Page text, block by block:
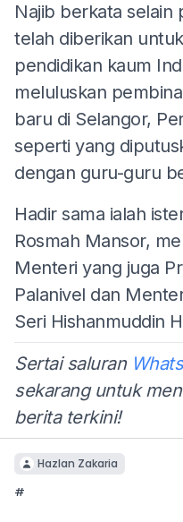
Najib berkata selain
telah diberikan
pendidikan kaum
meluluskan
baru di Selangor,
seperti yang
dengan guru-guru
Hadir sama ialah
Rosmah Mansor,
Menteri yang juga
Palanivel dan
Seri Hishanmuddin
Sertai saluran
sekarang untuk
berita terkini!
Hazlan Zakaria
#